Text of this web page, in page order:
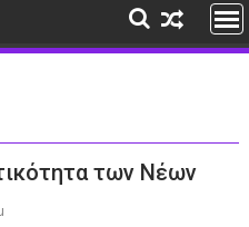
των Νέων